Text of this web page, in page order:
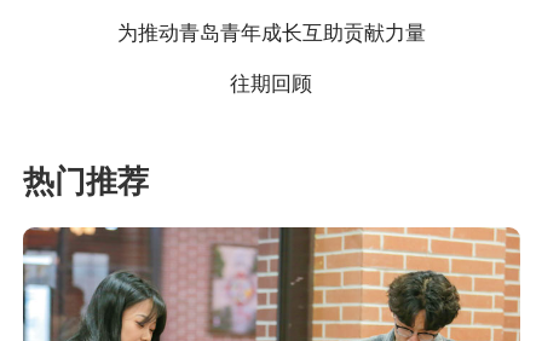
为推动青岛青年成长互助贡献力量
往期回顾